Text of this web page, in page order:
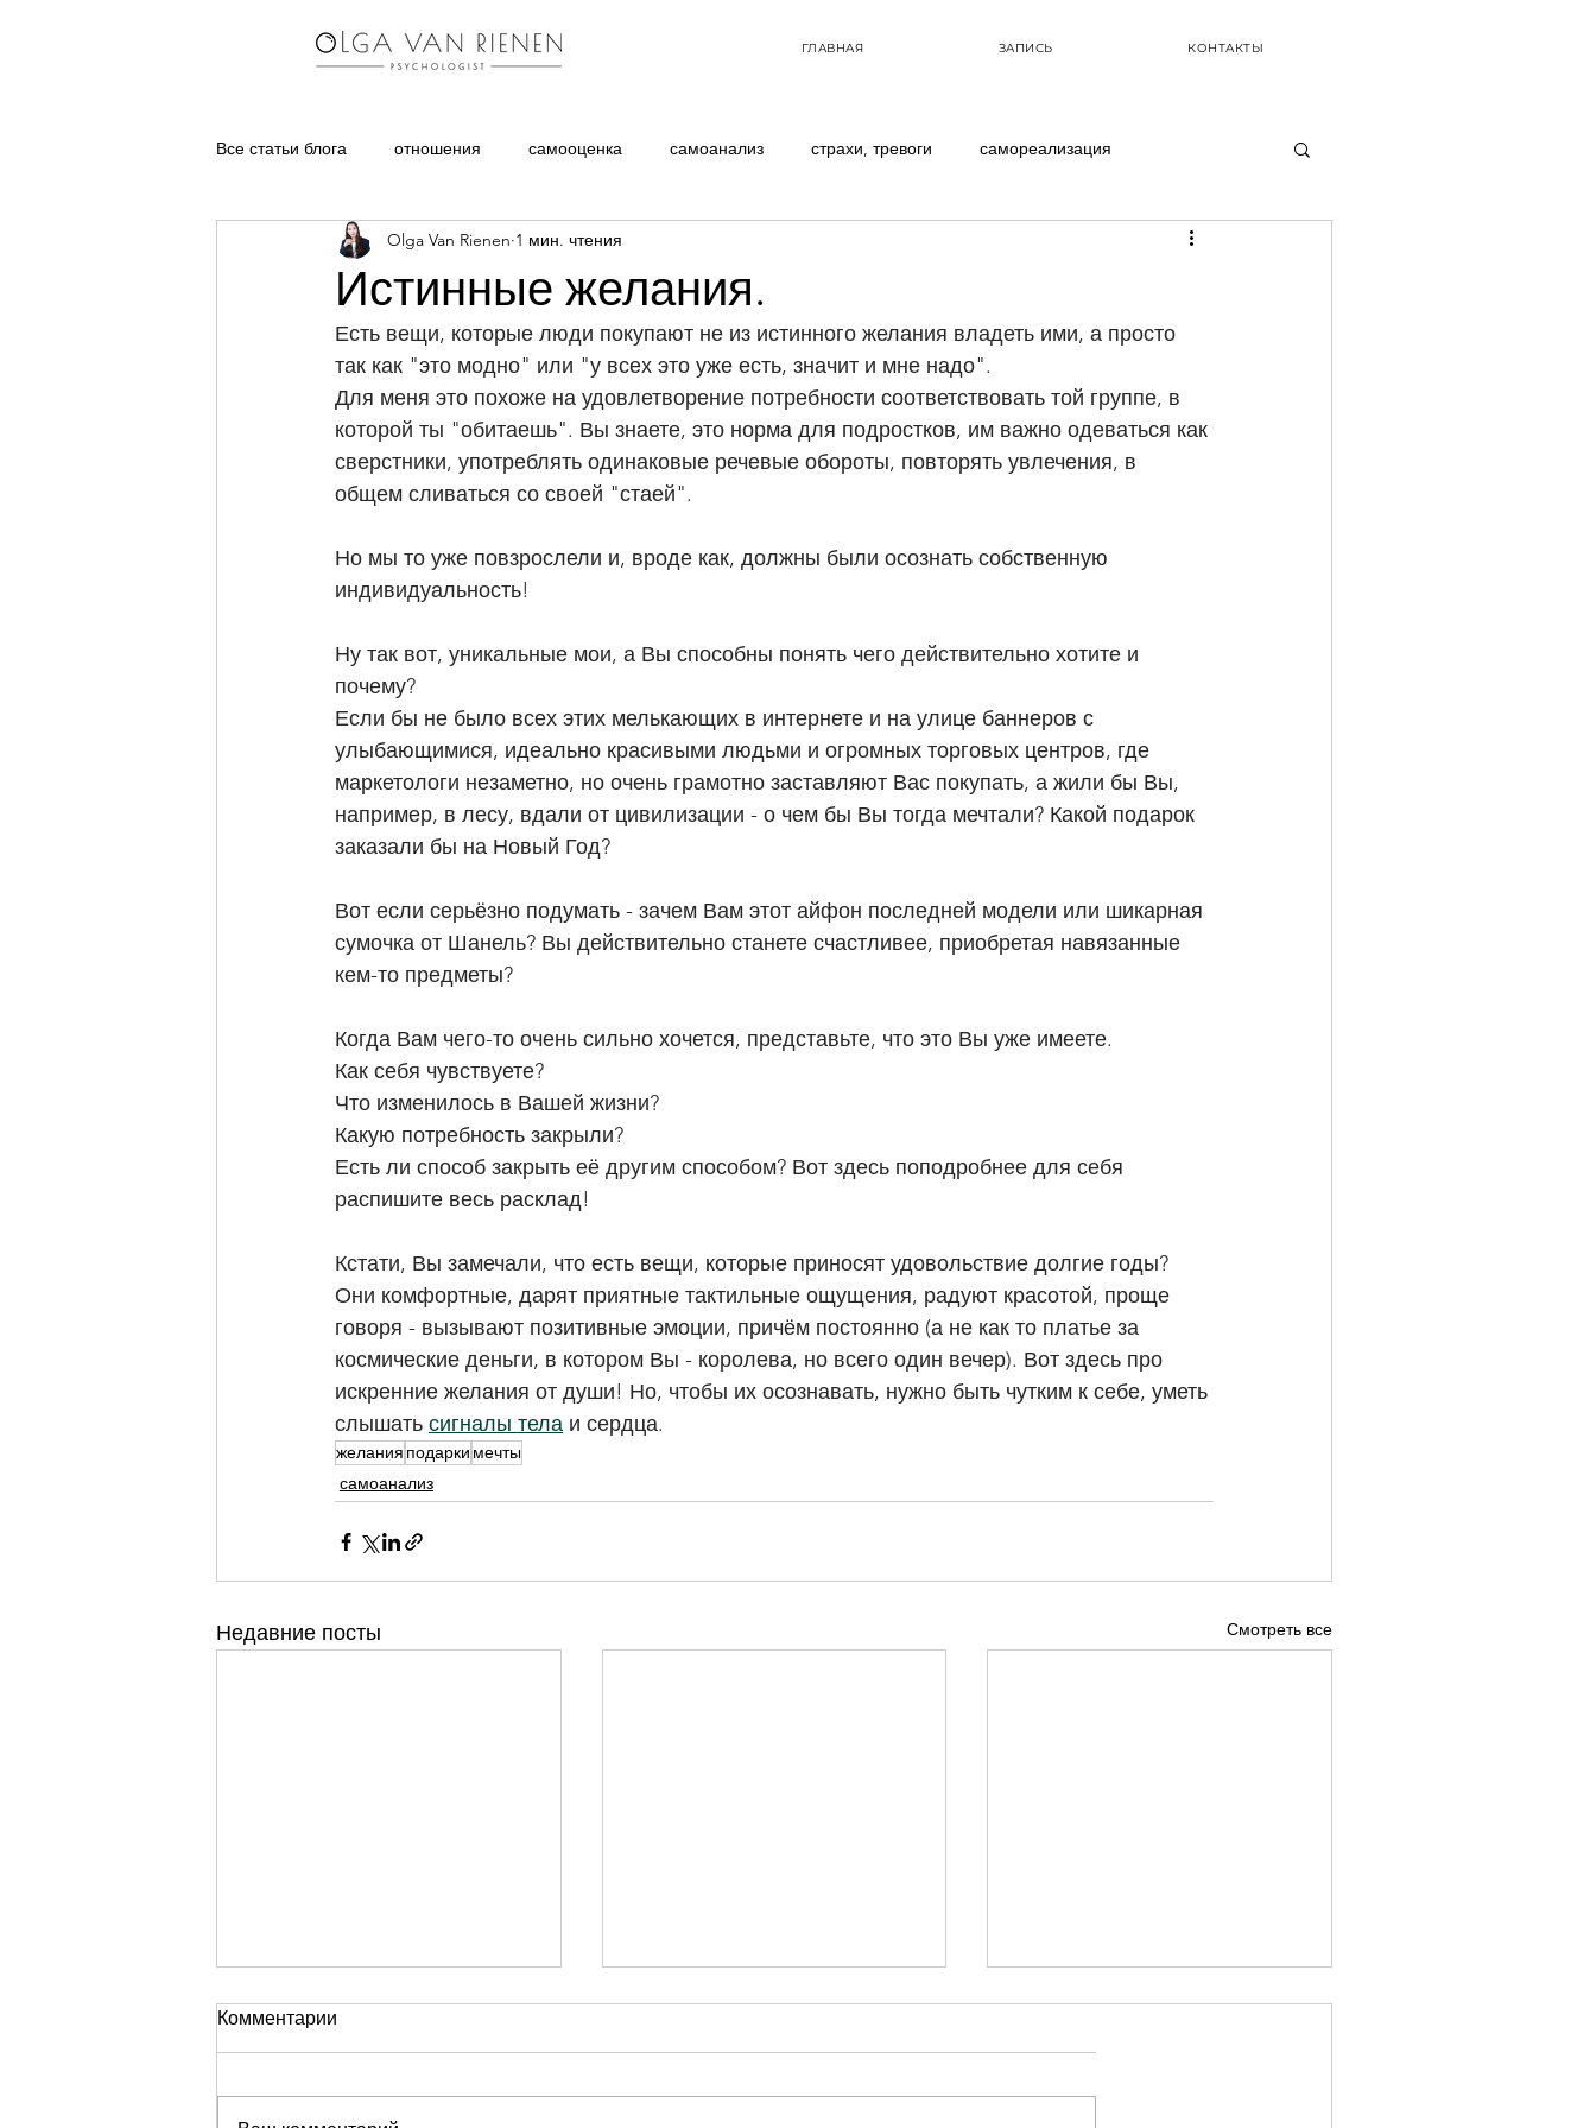
ГЛАВНАЯ ЗАПИСЬ КОНТАКТЫ
Все статьи блога отношения самооценка самоанализ страхи, тревоги самореализация
воспитание детей частые вопросы
Истинные желания.
Olga Van Rienen 1 мин. чтения
Есть вещи, которые люди покупают не из истинного желания владеть ими, а просто
так как "это модно" или "у всех это уже есть, значит и мне надо".
Для меня это похоже на удовлетворение потребности соответствовать той группе, в
которой ты "обитаешь". Вы знаете, это норма для подростков, им важно одеваться как
сверстники, употреблять одинаковые речевые обороты, повторять увлечения, в
общем сливаться со своей "стаей".
Но мы то уже повзрослели и, вроде как, должны были осознать собственную
индивидуальность!
Ну так вот, уникальные мои, а Вы способны понять чего действительно хотите и
почему?
Если бы не было всех этих мелькающих в интернете и на улице баннеров с
улыбающимися, идеально красивыми людьми и огромных торговых центров, где
маркетологи незаметно, но очень грамотно заставляют Вас покупать, а жили бы Вы,
например, в лесу, вдали от цивилизации - о чем бы Вы тогда мечтали? Какой подарок
заказали бы на Новый Год?
Вот если серьёзно подумать - зачем Вам этот айфон последней модели или шикарная
сумочка от Шанель? Вы действительно станете счастливее, приобретая навязанные
кем-то предметы?
Когда Вам чего-то очень сильно хочется, представьте, что это Вы уже имеете.
Как себя чувствуете?
Что изменилось в Вашей жизни?
Какую потребность закрыли?
Есть ли способ закрыть её другим способом? Вот здесь поподробнее для себя
распишите весь расклад!
Кстати, Вы замечали, что есть вещи, которые приносят удовольствие долгие годы?
Они комфортные, дарят приятные тактильные ощущения, радуют красотой, проще
говоря - вызывают позитивные эмоции, причём постоянно (а не как то платье за
космические деньги, в котором Вы - королева, но всего один вечер). Вот здесь про
искренние желания от души! Но, чтобы их осознавать, нужно быть чутким к себе, уметь
слышать сигналы тела и сердца.
желания подарки мечты
самоанализ
Недавние посты Смотреть все
Комментарии